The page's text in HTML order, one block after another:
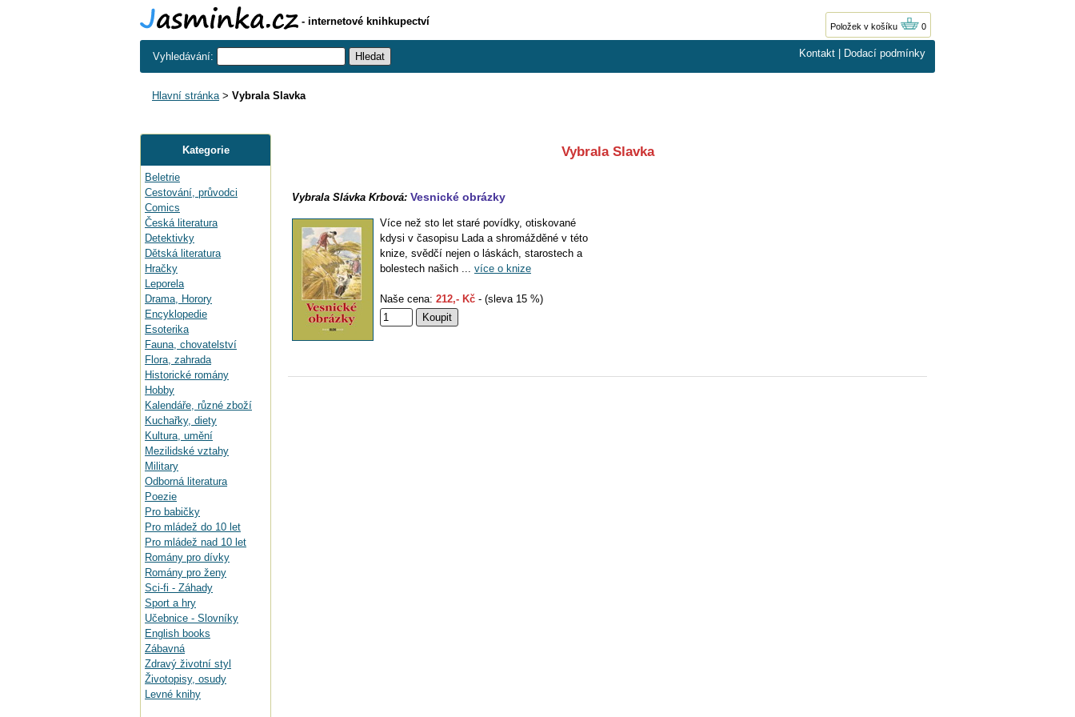
- internetové knihkupectví Položek v košíku 0
Vyhledávání: Kontakt Dodací podmínky
Hlavní stránka> Vybrala Slavka
Kategorie
Beletrie
Cestování, průvodci
Comics
Česká literatura
Detektivky
Dětská literatura
Hračky
Leporela
Drama, Horory
Encyklopedie
Esoterika
Fauna, chovatelství
Flora, zahrada
Historické romány
Hobby
Kalendáře, různé zboží
Kuchařky, diety
Kultura, umění
Mezilidské vztahy
Military
Odborná literatura
Poezie
Pro babičky
Pro mládež do 10 let
Pro mládež nad 10 let
Romány pro dívky
Romány pro ženy
Sci-fi - Záhady
Sport a hry
Učebnice - Slovníky
English books
Zábavná
Zdravý životní styl
Životopisy, osudy
Levné knihy
Vybrala Slavka
Vybrala Slávka Krbová: Vesnické obrázky
Více než sto let staré povídky, otiskované
kdysi v časopisu Lada a shromážděné v této
knize, svědčí nejen o láskách, starostech a
bolestech našich ... více o knize
Naše cena: 212,- Kč - (sleva 15 %)